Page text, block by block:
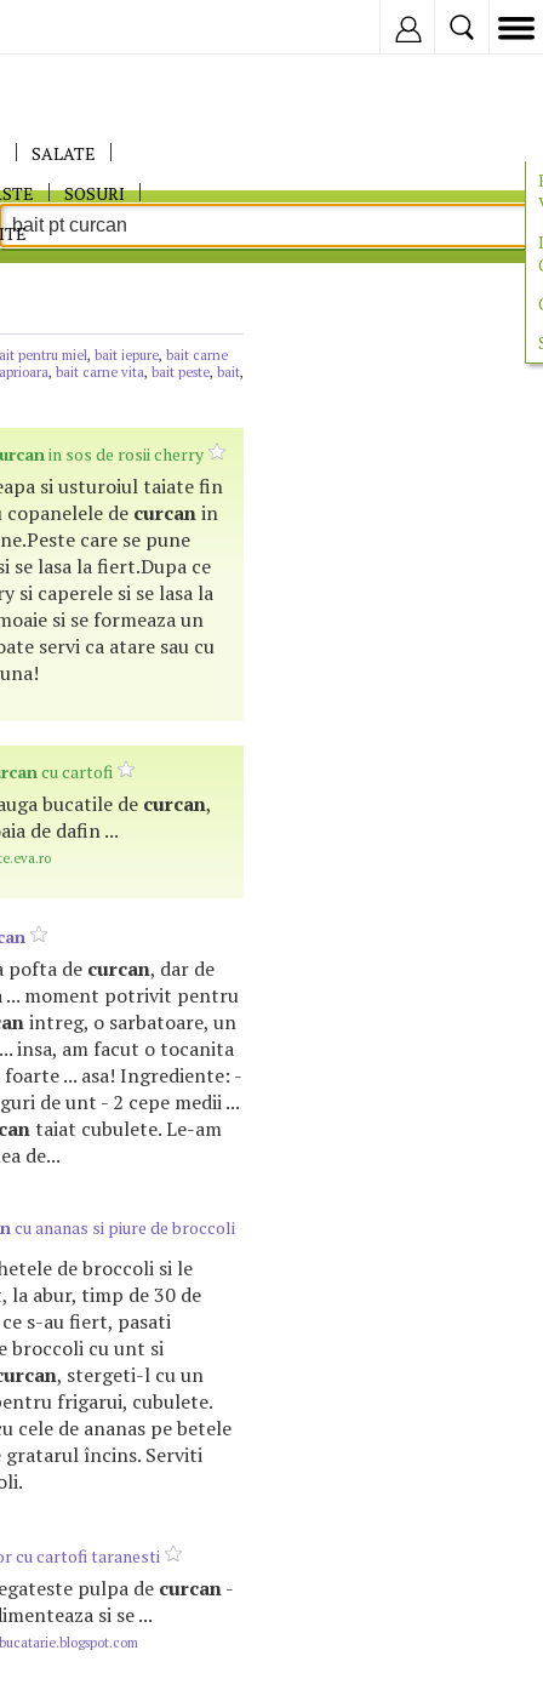
SALATE
SOSURI
pentru miel, bait iepure, bait carne
, bait carne vita, bait peste, bait,
in sos de rosii cherry
si usturoiul taiate fin
de curcanin
care se pune
se lasa la fiert.Dupa ce
si caperele si se lasa la
si se formeaza un
servi ca atare sau cu
cu cartofi
bucatile de curcan,
de dafin ...
pofta de curcan, dar de
... moment potrivit pentru
intreg, o sarbatoare, un
insa, am facut o tocanita
... asa! Ingrediente: -
de unt - 2 cepe medii ...
taiat cubulete. Le-am
de...
cu ananas si piure de broccoli
de broccoli si le
abur, timp de 30 de
s-au fiert, pasati
broccoli cu unt si
, stergeti-l cu un
frigarui, cubulete.
cele de ananas pe betele
încins. Serviti
cu cartofi taranesti
pulpa de curcan-
si se ...